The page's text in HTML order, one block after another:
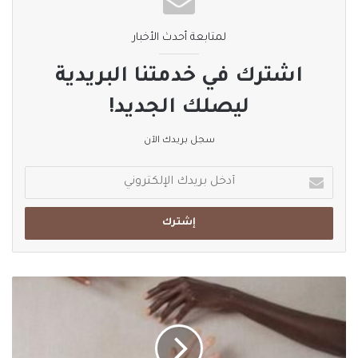
لمتابعة أحدث الأخبار
اشترك في خدمتنا البريدية
ليصلك الجديد!
سجل بريدك الآن
بريدك
الإلكتروني
واحد
بقلم